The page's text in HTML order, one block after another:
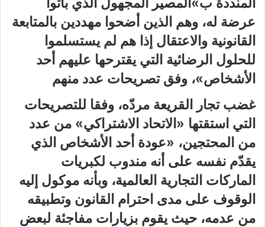
عرضة له، وهم الذين أضحوا مهددين بالمتابعة
القانونية والاعتقال إذا هم لم يستسلموا
للحلول الرضائية التي يقترحها عليهم أحد
الأشخاص»، وفق تصريحات عدد منهم
غضب تجار القريعة مردّه، وفقا للتصريحات
التي استقتها «الاتحاد الاشتراكي» من عدد
من المحتجين، «عودة أحد الأشخاص الذي
يقدّم نفسه على أنه مندوب لكبريات
الماركات التجارية العالمية، وبأنه موكول إليه
الوقوف على مدى احترام القانون وتطبيقه
من عدمه، حيث يقوم بزيارات مفاجئة لبعض